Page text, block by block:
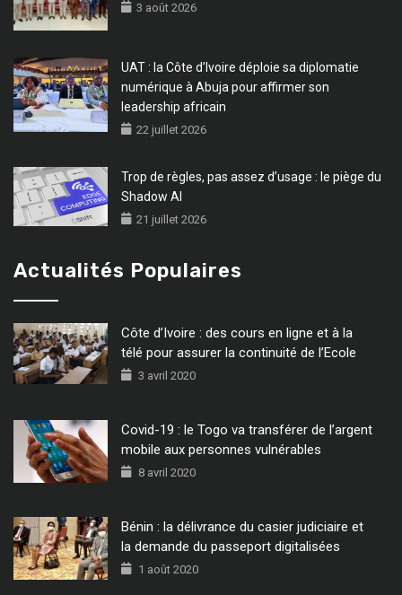
3 août 2026
UAT : la Côte d’Ivoire déploie sa diplomatie
numérique à Abuja pour affirmer son
leadership africain
22 juillet 2026
Trop de règles, pas assez d’usage : le piège du
Shadow AI
21 juillet 2026
Actualités Populaires
Côte d’Ivoire : des cours en ligne et à la
télé pour assurer la continuité de l’Ecole
3 avril 2020
Covid-19 : le Togo va transférer de l’argent
mobile aux personnes vulnérables
8 avril 2020
Bénin : la délivrance du casier judiciaire et
la demande du passeport digitalisées
1 août 2020